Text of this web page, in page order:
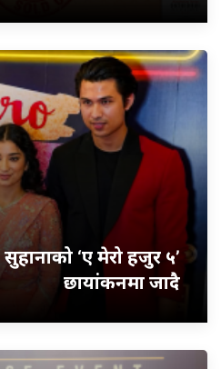
‘ए मेरो हजुर ५’
छायांकनमा जादै